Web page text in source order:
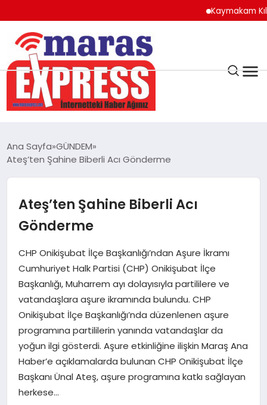
Kaymakam
K.MARAŞ
ANDIRIN
ÇAĞLAYANCERİT
BİZE ULAŞIN
GÖKSUN
TÜRKOĞLU
PAZARCIK
Ana Sayfa GÜNDEM
Ateş’ten Şahine Biberli Acı Gönderme
Ateş’ten Şahine Biberli Acı
Gönderme
CHP Onikişubat İlçe Başkanlığı’ndan Aşure İkramı
Cumhuriyet Halk Partisi (CHP) Onikişubat İlçe
Başkanlığı, Muharrem ayı dolayısıyla partililere ve
vatandaşlara aşure ikramında bulundu. CHP
Onikişubat İlçe Başkanlığı’nda düzenlenen aşure
programına partililerin yanında vatandaşlar da
yoğun ilgi gösterdi. Aşure etkinliğine ilişkin Maraş Ana
Haber’e açıklamalarda bulunan CHP Onikişubat İlçe
Başkanı Ünal Ateş, aşure programına katkı sağlayan
herkese…